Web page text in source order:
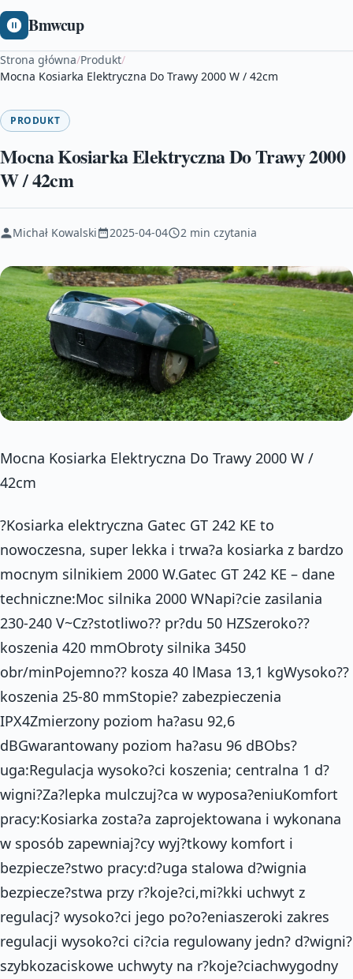
Bmwcup
Strona główna/Produkt/
Mocna Kosiarka Elektryczna Do Trawy 2000 W / 42cm
PRODUKT
Mocna Kosiarka Elektryczna Do Trawy 2000
W / 42cm
Michał Kowalski 2025-04-04 2 min czytania
Mocna Kosiarka Elektryczna Do Trawy 2000 W /
42cm
?Kosiarka elektryczna Gatec GT 242 KE to
nowoczesna, super lekka i trwa?a kosiarka z bardzo
mocnym silnikiem 2000 W.Gatec GT 242 KE – dane
techniczne:Moc silnika 2000 WNapi?cie zasilania
230-240 V~Cz?stotliwo?? pr?du 50 HZSzeroko??
koszenia 420 mmObroty silnika 3450
obr/minPojemno?? kosza 40 lMasa 13,1 kgWysoko??
koszenia 25-80 mmStopie? zabezpieczenia
IPX4Zmierzony poziom ha?asu 92,6
dBGwarantowany poziom ha?asu 96 dBObs?
uga:Regulacja wysoko?ci koszenia; centralna 1 d?
wigni?Za?lepka mulczuj?ca w wyposa?eniuKomfort
pracy:Kosiarka zosta?a zaprojektowana i wykonana
w sposób zapewniaj?cy wyj?tkowy komfort i
bezpiecze?stwo pracy:d?uga stalowa d?wignia
bezpiecze?stwa przy r?koje?ci,mi?kki uchwyt z
regulacj? wysoko?ci jego po?o?eniaszeroki zakres
regulacji wysoko?ci ci?cia regulowany jedn? d?wigni?
szybkozaciskowe uchwyty na r?koje?ciachwygodny